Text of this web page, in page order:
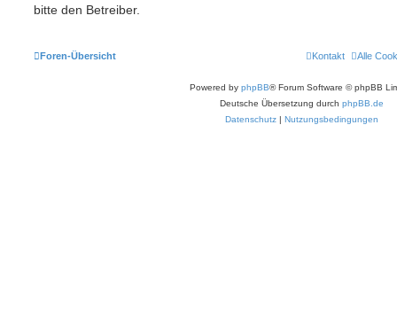
bitte den Betreiber.
Foren-Übersicht Alle
Kontakt
Powered by phpBB® Forum Software © phpBB
Deutsche Übersetzung durch phpBB.de
Datenschutz
Nutzungsbedingungen